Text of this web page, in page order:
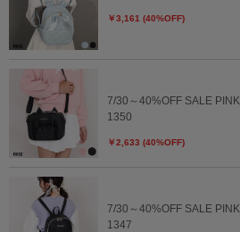
￥3,161 (40%OFF)
7/30～40%OFF SALE
1350
￥2,633 (40%OFF)
7/30～40%OFF SALE
1347